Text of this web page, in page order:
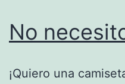
No
¡Quiero una